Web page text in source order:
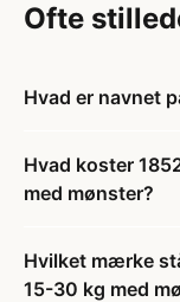
Ofte
Hvad er navnet
Hvad koster
med mønster?
Hvilket mærke
15-30 kg med